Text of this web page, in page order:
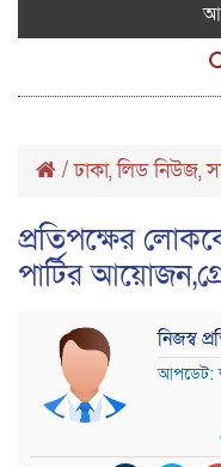
/ঢাকা,লিড নিউজ,
প্রতিপক্ষের
পার্টির
নিজস্ব
আপডেট: